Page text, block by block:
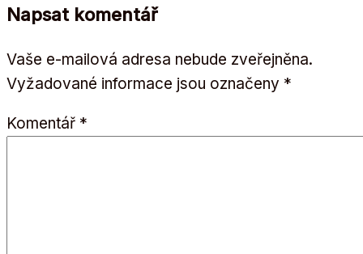
Napsat komentář
Vaše e-mailová adresa nebude zveřejněna.
Vyžadované informace jsou označeny *
Komentář *